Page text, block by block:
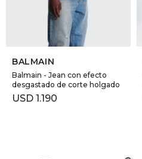
SELECCIONAR TALLE
BALMAIN
Balmain - Jean con efecto
desgastado de corte holgado
USD 1.190